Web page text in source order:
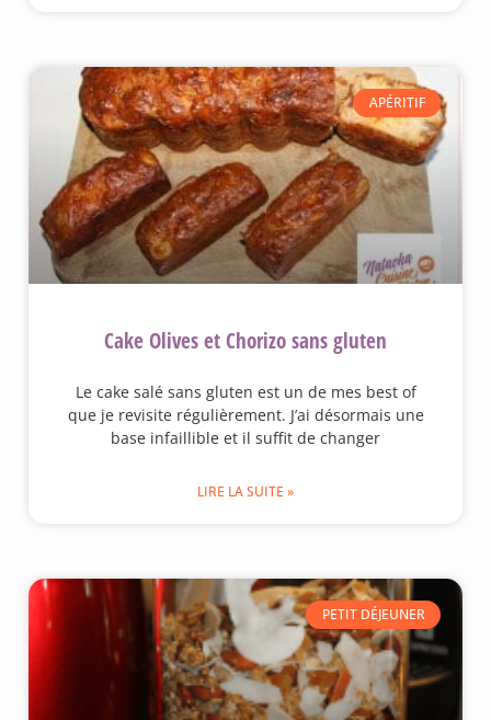
APÉRITIF
Cake Olives et Chorizo sans gluten
Le cake salé sans gluten est un de mes best of
que je revisite régulièrement. J’ai désormais une
base infaillible et il suffit de changer
LIRE LA SUITE »
PETIT DÉJEUNER